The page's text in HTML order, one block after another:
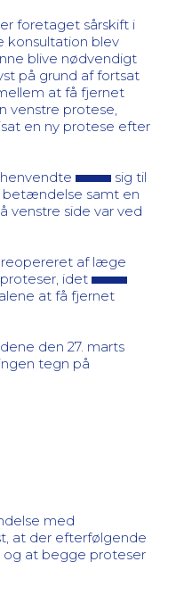
foretaget sårskift i
konsultation blev
blive nødvendigt
på grund af fortsat
at få fjernet
venstre protese,
en ny protese efter
henvendte
sig til
samt en
venstre side var ved
reopereret af læge
idet
at få fjernet
den 27. marts
tegn på
med
at der efterfølgende
at begge proteser